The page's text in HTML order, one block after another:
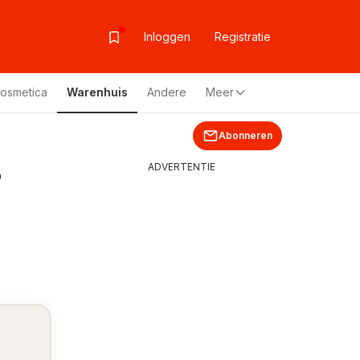
Inloggen Registratie
Warenhuis Andere Meer
Abonneren
ADVERTENTIE